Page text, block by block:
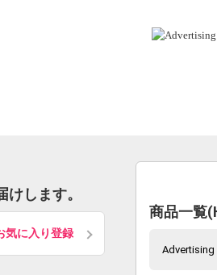
します。
気に入り登録
商品一覧